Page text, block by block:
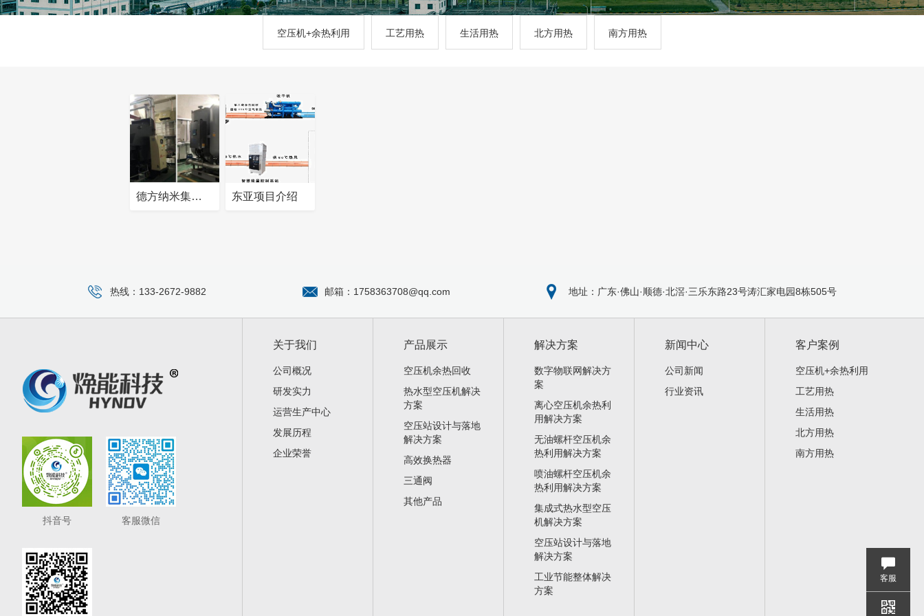
空压机+余热利用 工艺用热 生活用热 北方用热 南方用热
德方纳米集团案例 东亚项目介绍
热线：133-2672-9882 邮箱：1758363708@qq.com 地址：广东·佛山·顺德·北滘·三乐东路23号涛汇家电园8栋505号
抖音号 客服微信
关于我们
公司概况
研发实力
运营生产中心
发展历程
企业荣誉
产品展示
空压机余热回收
热水型空压机解决
方案
空压站设计与落地
解决方案
高效换热器
三通阀
其他产品
解决方案
数字物联网解决方
案
离心空压机余热利
用解决方案
无油螺杆空压机余
热利用解决方案
喷油螺杆空压机余
热利用解决方案
集成式热水型空压
机解决方案
空压站设计与落地
解决方案
工业节能整体解决
方案
新闻中心
公司新闻
行业资讯
客户案例
空压机+余热利用
工艺用热
生活用热
北方用热
南方用热
客服